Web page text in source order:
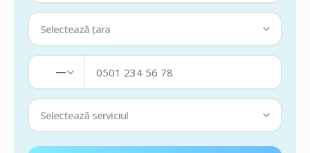
Selectează țara
—
Selectează serviciul